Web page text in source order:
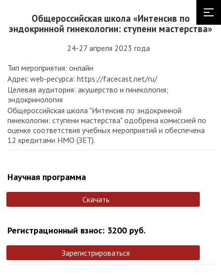
Общероссийская школа «Интенсив по
эндокринной гинекологии: ступени мастерства»
24-27 апреля 2023 года
Тип мероприятия: онлайн
Адрес web-ресурса: https://facecast.net/ru/
Целевая аудитория: акушерство и гинекология;
эндокринология
Общероссийская школа "Интенсив по эндокринной
гинекологии: ступени мастерства" одобрена комиссией по
оценке соответствия учебных мероприятий и обеспечена
12 кредитами НМО (ЗЕТ).
Научная программа
Скачать
Регистрационный взнос: 3200 руб.
Зарегистрироваться